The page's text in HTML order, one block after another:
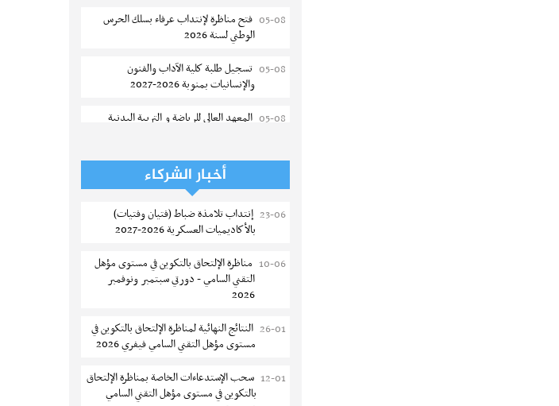
05-08 فتح مناظرة لإنتداب عرفاء بسلك الحرس
الوطني لسنة 2026
05-08 تسجيل طلبة كلية الآداب والفنون
والإنسانيات بمنوبة 2026-2027
05-08 المعهد العالي للرياضة و التربية البدنية
تمديد آجال الترشح للماجستير بكلية العلوم
كلية العلوم الإقتصادية والتصرف بسوسة :
الترشح للماجستير بالمعهد العالي للرياضة
والتربية البدنية بصفاقس 2026-2027
04-08 نتائج القبول الأولي لمناظرة إنتداب أساتذة
التعليم الثانوي والفني والتقني
04-08 المركز القطاعي للتكوين في الآلية الفلاحية
جوقار الفحص :فتح باب الترشح لقبول
أخبار الشركاء
23-06 إنتداب تلامذة ضباط (فتيان وفتيات)
بالأكاديميات العسكرية 2026-2027
10-06 مناظرة الإلتحاق بالتكوين في مستوى مؤهل
التقني السامي - دورتي سبتمبر ونوفمبر
2026
26-01 النتائج النهائية لمناظرة الإلتحاق بالتكوين في
مستوى مؤهل التقني السامي فيفري 2026
12-01 سحب الإستدعاءات الخاصة بمناظرة الإلتحاق
بالتكوين في مستوى مؤهل التقني السامي